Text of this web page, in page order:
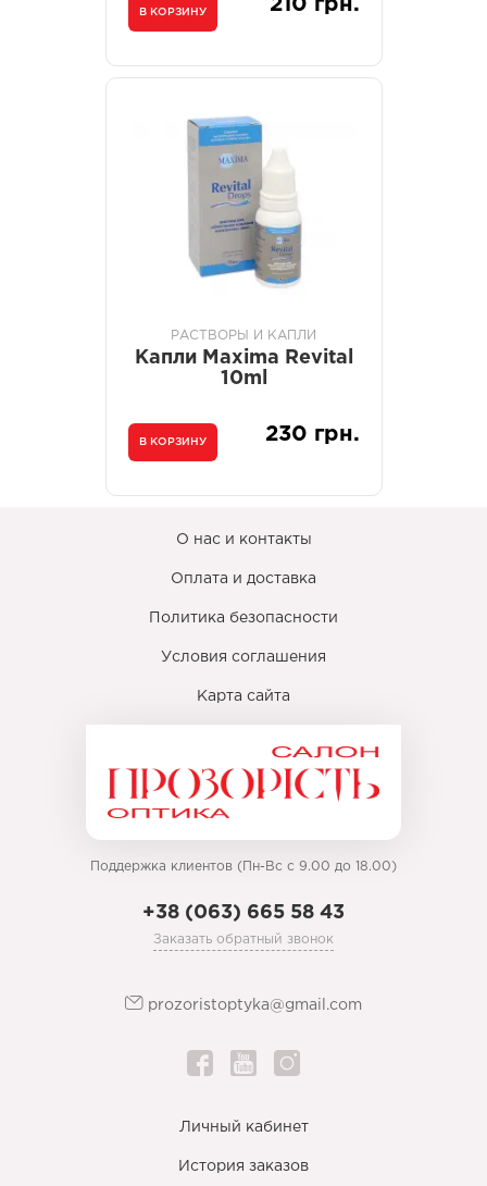
В КОРЗИНУ 210 грн.
РАСТВОРЫ И КАПЛИ
Капли Maxima Revital
10ml
В КОРЗИНУ 230 грн.
О нас и контакты
Оплата и доставка
Политика безопасности
Условия соглашения
Карта сайта
Поддержка клиентов (Пн-Вс с 9.00 до 18.00)
+38 (063) 665 58 43
Заказать обратный звонок
prozoristoptyka@gmail.com
Личный кабинет
История заказов